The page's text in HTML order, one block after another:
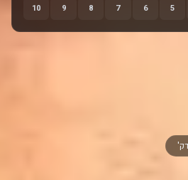
5
6
7
8
9
10